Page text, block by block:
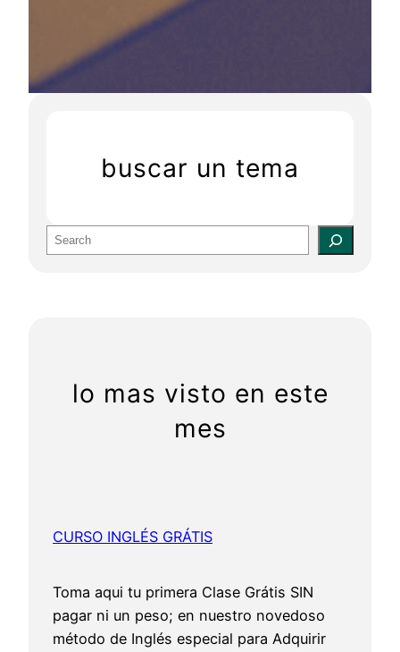
buscar un tema
e
lo mas visto en este
mes
CURSO INGLÉS GRÁTIS
Toma aqui tu primera Clase Grátis SIN
pagar ni un peso; en nuestro novedoso
método de Inglés especial para Adquirir